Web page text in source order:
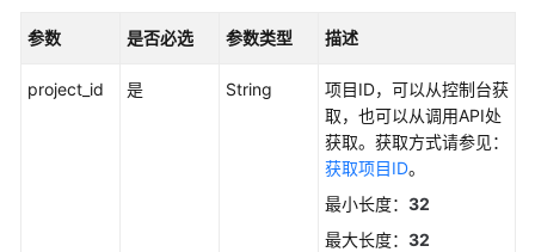
门
用
参数 是否必选 参数类型 描述
project_id 是 String
项目ID，可以从控制台获
取，也可以从调用API处
获取。获取方式请参见：
获取项目ID。
最小长度： 32
最大长度： 32